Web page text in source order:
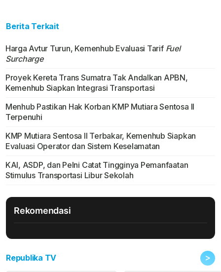
Berita Terkait
Harga Avtur Turun, Kemenhub Evaluasi Tarif Fuel
Surcharge
Proyek Kereta Trans Sumatra Tak Andalkan APBN,
Kemenhub Siapkan Integrasi Transportasi
Menhub Pastikan Hak Korban KMP Mutiara Sentosa II
Terpenuhi
KMP Mutiara Sentosa II Terbakar, Kemenhub Siapkan
Evaluasi Operator dan Sistem Keselamatan
KAI, ASDP, dan Pelni Catat Tingginya Pemanfaatan
Stimulus Transportasi Libur Sekolah
Rekomendasi
Republika TV >